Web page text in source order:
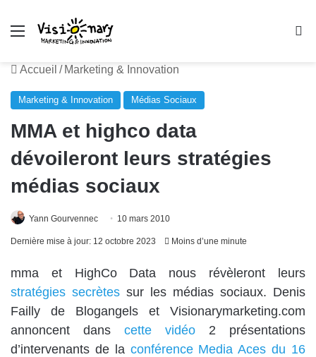
Menu
Accueil / Marketing & Innovation
Marketing & Innovation Médias Sociaux
MMA et highco data
dévoileront leurs stratégies
médias sociaux
Yann Gourvennec 10 mars 2010
Dernière mise à jour: 12 octobre 2023 Moins d’une minute
mma et HighCo Data nous révèleront leurs
stratégies secrètes sur les médias sociaux. Denis
Failly de Blogangels et Visionarymarketing.com
annoncent dans cette vidéo 2 présentations
d’intervenants de la conférence Media Aces du 16